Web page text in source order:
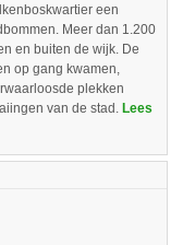
een
Meer dan 1.200
en buiten de wijk. De
op gang kwamen,
plekken
van de stad. Lees